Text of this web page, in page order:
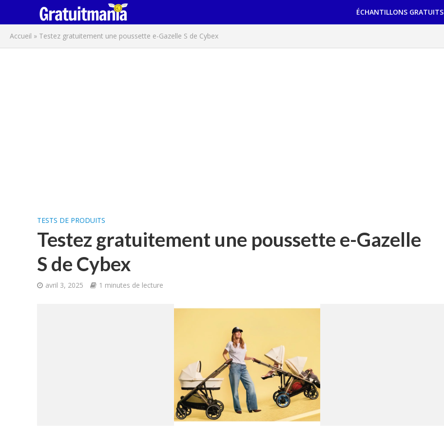
ÉCHANTILLONS GRATUITS
Accueil » Testez gratuitement une poussette e-Gazelle S de Cybex
TESTS DE PRODUITS
Testez gratuitement une poussette e-Gazelle
S de Cybex
avril 3, 2025 1 minutes de lecture